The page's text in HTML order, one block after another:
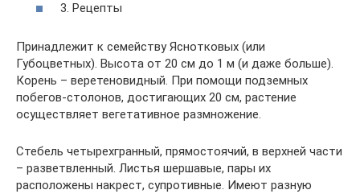
3. Рецепты
Принадлежит к семейству Яснотковых (или
Губоцветных). Высота от 20 см до 1 м (и даже больше).
Корень – веретеновидный. При помощи подземных
побегов-столонов, достигающих 20 см, растение
осуществляет вегетативное размножение.
Стебель четырехгранный, прямостоячий, в верхней части
– разветвленный. Листья шершавые, пары их
расположены накрест, супротивные. Имеют разную